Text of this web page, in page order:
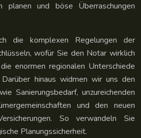
planen und böse Überraschungen
die komplexen Regelungen der
wofür Sie den Notar wirklich
enormen regionalen Unterschiede
hinaus widmen wir uns den
Sanierungsbedarf, unzureichenden
und den neuen
So verwandeln Sie
Planungssicherheit.